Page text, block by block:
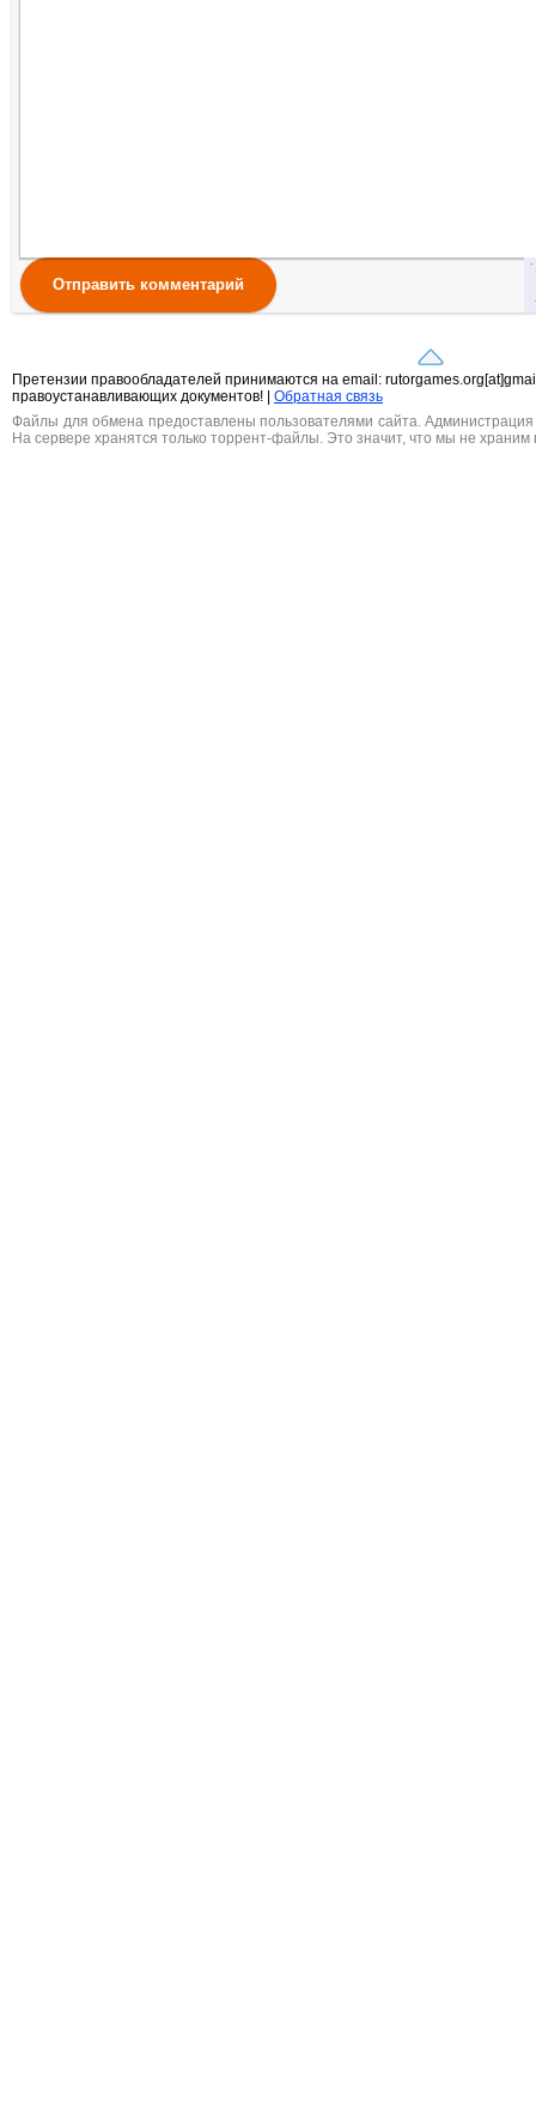
Отправить комментарий
Претензии правообладателей принимаются на email:
правоустанавливающих документов! |
Обратная связь
Файлы для обмена предоставлены пользователями сайта. Администрация
На сервере хранятся только торрент-файлы. Это значит, что мы не